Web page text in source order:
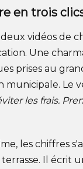
en trois
vidéos de
Une
prises au
municipale. Le
les frais.
les chiffres
Il écrit